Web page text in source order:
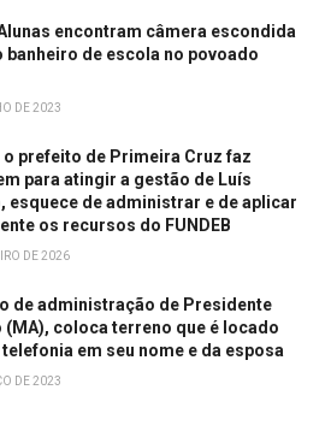
encontram câmera escondida
banheiro de escola no povoado
DE 2023
o prefeito de Primeira Cruz faz
para atingir a gestão de Luís
esquece de administrar e de aplicar
os recursos do FUNDEB
DE 2026
de administração de Presidente
(MA), coloca terreno que é locado
em seu nome e da esposa
DE 2023